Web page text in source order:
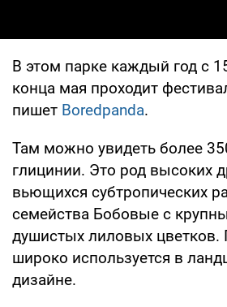
В этом парке каждый год с
конца мая проходит
пишет Boredpanda.
Там можно увидеть более
глицинии. Это род высоких
вьющихся субтропических
семейства Бобовые с
душистых лиловых цветков.
широко используется в
дизайне.